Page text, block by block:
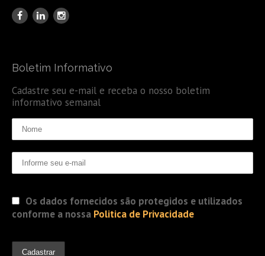
Boletim Informativo
Cadastre seu e-mail e receba o nosso boletim
informativo semanal
Os dados fornecidos são protegidos e utilizados
conforme a nossa Politica de Privacidade